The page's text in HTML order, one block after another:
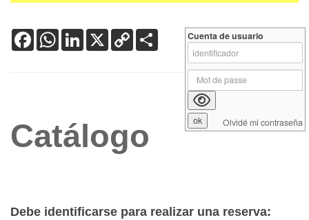
FacebookWhatsApp
LinkedIn
X Copy
Link
Catálogo
Debe identificarse para realizar una reserva:
Cuenta de usuario
Olvidé mi contraseña